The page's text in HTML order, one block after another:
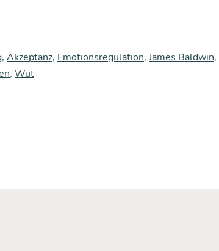
Ein
, Akzeptanz, Emotionsregulation, James Baldwin,
, Wut